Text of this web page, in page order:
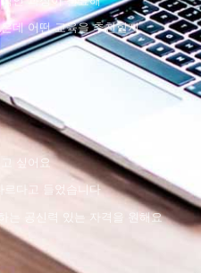
데 어떤 교육을 추천할지
싶어요
다고 들었습니다
는 공신력 있는 자격을 원해요